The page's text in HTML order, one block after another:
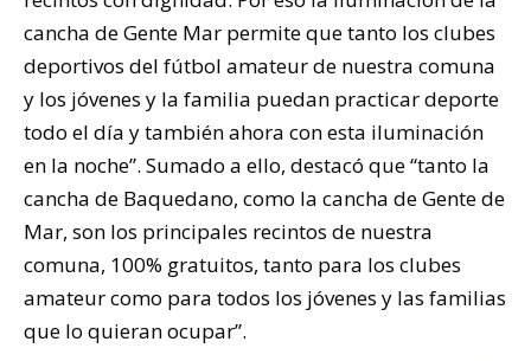
cancha de Gente Mar permite que tanto los clubes
deportivos del fútbol amateur de nuestra comuna
y los jóvenes y la familia puedan practicar deporte
todo el día y también ahora con esta iluminación
en la noche”. Sumado a ello, destacó que “tanto la
cancha de Baquedano, como la cancha de Gente de
Mar, son los principales recintos de nuestra
comuna, 100% gratuitos, tanto para los clubes
amateur como para todos los jóvenes y las familias
que lo quieran ocupar”.